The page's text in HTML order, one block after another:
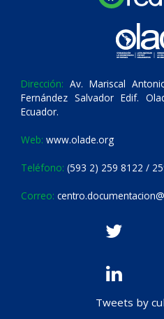
Dirección: Av. Mariscal
Fernández Salvador Edif.
Ecuador.
Web: www.olade.org
Teléfono: (593 2) 259 8122 /
Correo:
Tweets by